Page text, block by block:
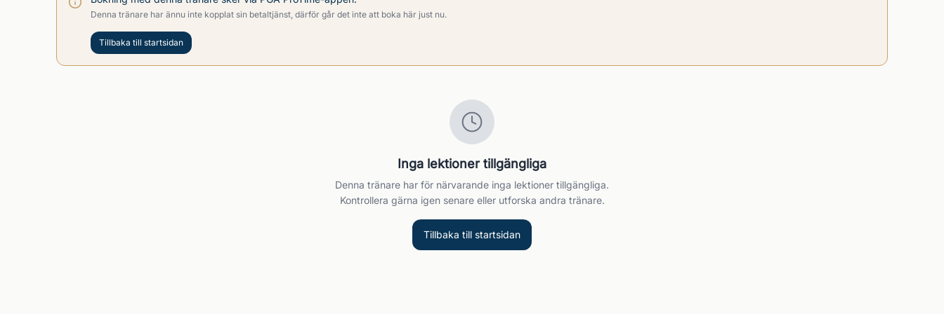
Denna tränare har ännu inte kopplat sin betaltjänst, därför går det inte att boka här just nu.
Tillbaka till startsidan
Inga lektioner tillgängliga
Denna tränare har för närvarande inga lektioner tillgängliga.
Kontrollera gärna igen senare eller utforska andra tränare.
Tillbaka till startsidan